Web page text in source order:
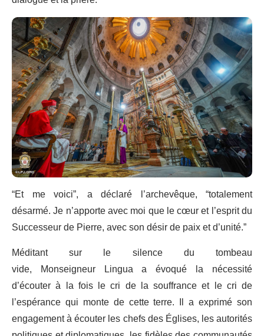
“Et me voici”, a déclaré l’archevêque, “totalement
désarmé. Je n’apporte avec moi que le cœur et l’esprit du
Successeur de Pierre, avec son désir de paix et d’unité.”
Méditant sur le silence du tombeau
vide, Monseigneur Lingua a évoqué la nécessité
d’écouter à la fois le cri de la souffrance et le cri de
l’espérance qui monte de cette terre. Il a exprimé son
engagement à écouter les chefs des Églises, les autorités